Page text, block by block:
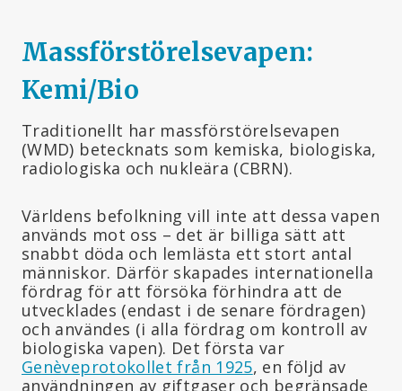
Massförstörelsevapen:
Kemi/Bio
Traditionellt har massförstörelsevapen
(WMD) betecknats som kemiska, biologiska,
radiologiska och nukleära (CBRN).
Världens befolkning vill inte att dessa vapen
används mot oss – det är billiga sätt att
snabbt döda och lemlästa ett stort antal
människor. Därför skapades internationella
fördrag för att försöka förhindra att de
utvecklades (endast i de senare fördragen)
och användes (i alla fördrag om kontroll av
biologiska vapen). Det första var
Genèveprotokollet från 1925, en följd av
användningen av giftgaser och begränsade